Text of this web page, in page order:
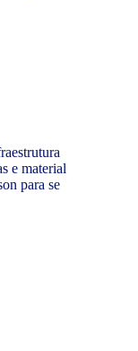
e material
para se